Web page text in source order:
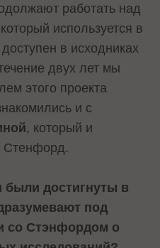
работать над
используется в
в исходниках
двух лет мы
этого проекта
и с
, который и
Стенфорд.
были достигнуты в
под
со Стэнфордом о